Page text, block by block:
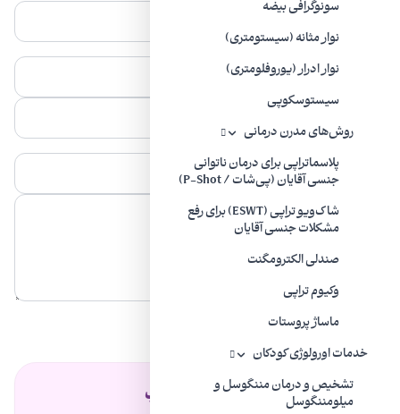
سونوگرافی بیضه
نوار مثانه (سیستومتری)
نوار ادرار (یوروفلومتری)
سیستوسکوپی
روش‌های مدرن درمانی
پلاسماتراپی برای درمان ناتوانی
جنسی آقایان (پی‌شات / P-Shot)
شاک‌ویو تراپی (ESWT) برای رفع
مشکلات جنسی آقایان
صندلی الکترومگنت
وکیوم تراپی
ماساژ پروستات
خدمات اورولوژی کودکان
تشخیص و درمان مننگوسل و
میلومننگوسل
ارسال
فهرست مطالب